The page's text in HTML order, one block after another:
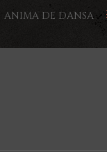
ANIMA DE DANSA